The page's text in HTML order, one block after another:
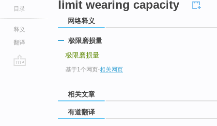
目录
释义
翻译
limit wearing capacity
网络释义
极限磨损量
极限磨损量
基于1个网页-相关网页
相关文章
有道翻译